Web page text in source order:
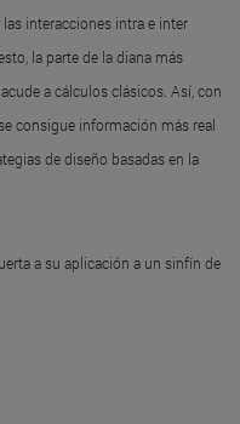
interacciones intra e inter
la parte de la diana más
a cálculos clásicos. Así, con
consigue información más real
de diseño basadas en la
a su aplicación a un sinfín de